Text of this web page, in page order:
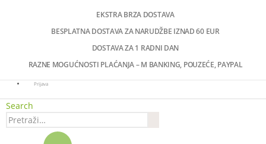
EKSTRA BRZA DOSTAVA
BESPLATNA DOSTAVA ZA NARUDŽBE IZNAD 60 EUR
DOSTAVA ZA 1 RADNI DAN
RAZNE MOGUĆNOSTI PLAĆANJA – M BANKING, POUZEĆE, PAYPAL
Prijava
Search